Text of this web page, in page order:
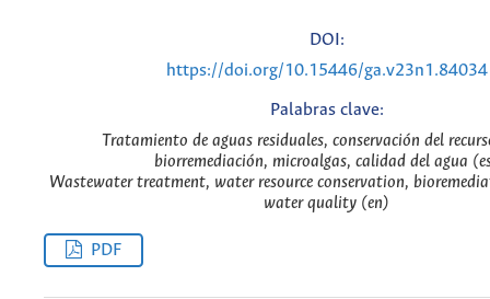
DOI:
https://doi.org/10.15446/ga.v23n1.84034
Palabras clave:
Tratamiento de aguas residuales, conservación del
biorremediación, microalgas, calidad del agua
Wastewater treatment, water resource conservation,
water quality (en)
PDF